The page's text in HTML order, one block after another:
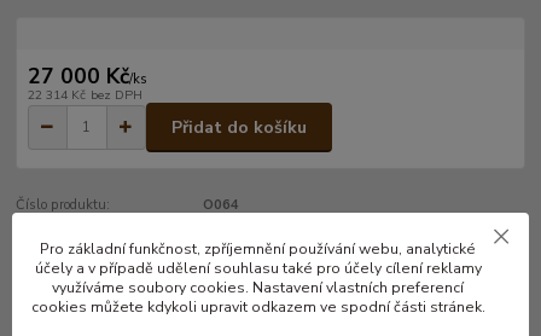
27 000 Kč/ks
22 314 Kč bez DPH
Přidat do košíku
Číslo produktu: O064
Kompletní specifikace
Pro základní funkčnost, zpříjemnění používání webu, analytické
účely a v případě udělení souhlasu také pro účely cílení reklamy
využíváme soubory cookies. Nastavení vlastních preferencí
cookies můžete kdykoli upravit odkazem ve spodní části stránek.